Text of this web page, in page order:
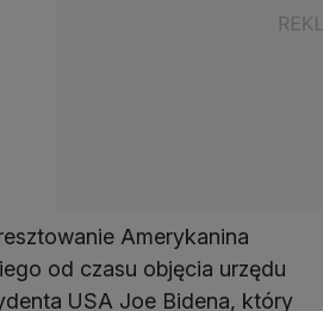
Amerykanina
od czasu objęcia urzędu
USA Joe Bidena, który